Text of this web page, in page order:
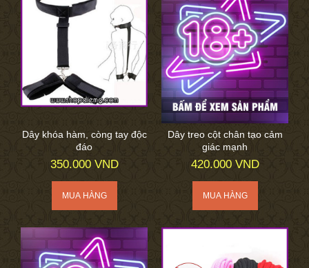
Dây khóa hàm, còng tay độc
đáo
350.000 VND
Dây treo cột chân tạo cảm
giác mạnh
420.000 VND